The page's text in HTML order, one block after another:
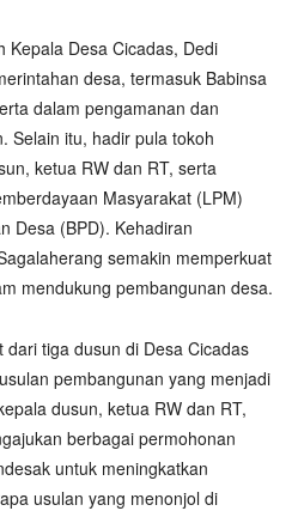
Kepala Desa Cicadas, Dedi
desa, termasuk Babinsa
dalam pengamanan dan
Selain itu, hadir pula tokoh
ketua RW dan RT, serta
Masyarakat (LPM)
Desa (BPD). Kehadiran
semakin memperkuat
mendukung pembangunan desa.
tiga dusun di Desa Cicadas
pembangunan yang menjadi
dusun, ketua RW dan RT,
berbagai permohonan
untuk meningkatkan
usulan yang menonjol di